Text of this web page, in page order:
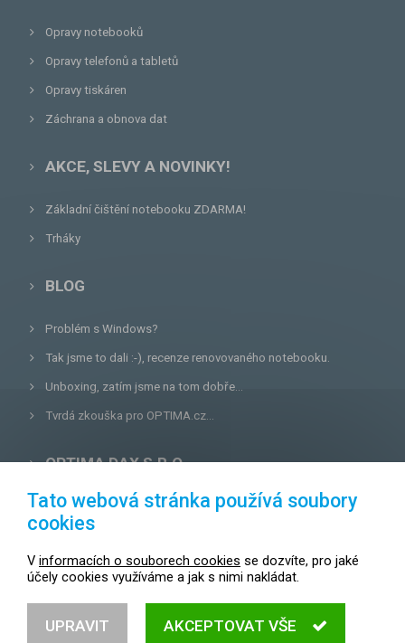
Opravy notebooků
Opravy telefonů a tabletů
Opravy tiskáren
Záchrana a obnova dat
AKCE, SLEVY A NOVINKY!
Základní čištění notebooku ZDARMA!
Trháky
BLOG
Problém s Windows?
Tak jsme to dali :-), recenze renovovaného notebooku.
Unboxing, zatím jsme na tom dobře...
Tvrdá zkouška pro OPTIMA.cz...
OPTIMA DAX S.R.O.
Lazecká 46/3, 779 00Olomouc
Zákaznická linka: +420 587 407 456
Tato webová stránka používá soubory
cookies
V informacích o souborech cookies se dozvíte, pro jaké
účely cookies využíváme a jak s nimi nakládat.
UPRAVIT AKCEPTOVAT VŠE